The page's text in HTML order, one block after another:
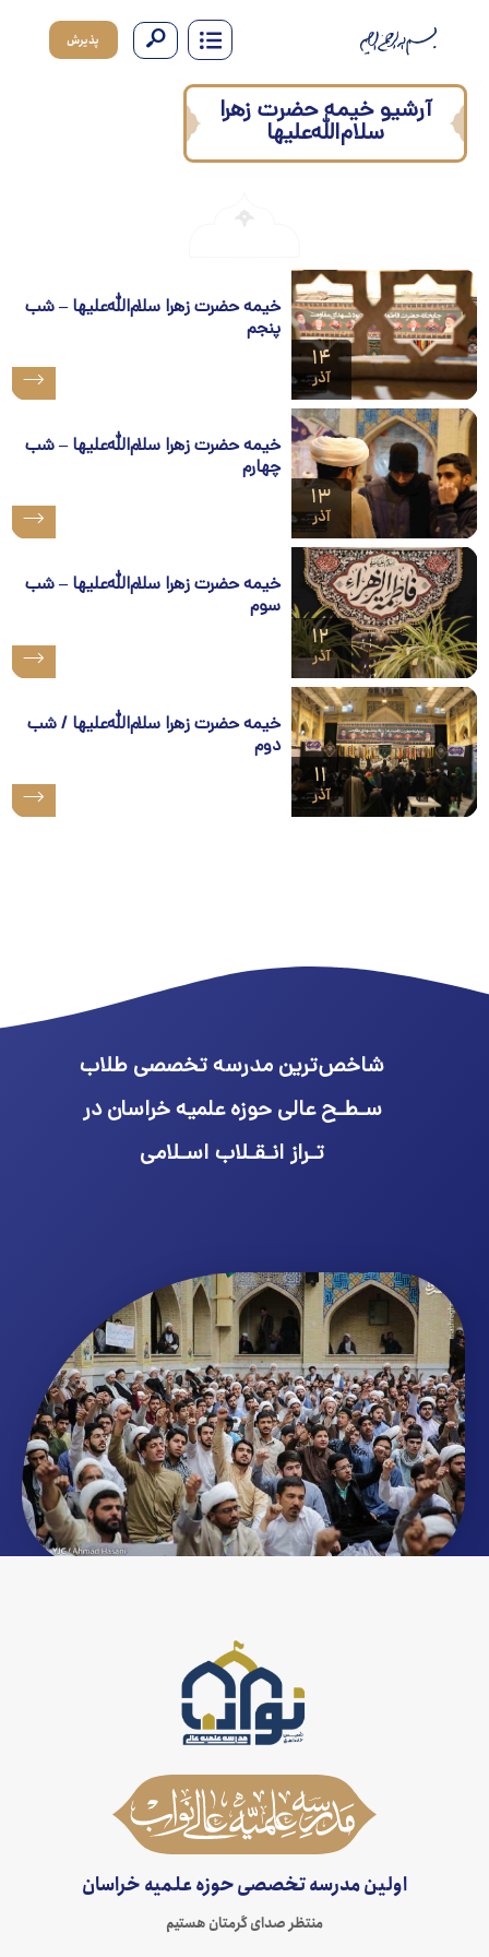
آرشیو خیمه حضرت زهرا
سلام‌الله‌علیها
۱۴
آذر
خیمه حضرت زهرا سلام‌الله‌علیها – شب
پنجم
۱۳
آذر
خیمه حضرت زهرا سلام‌الله‌علیها – شب
چهارم
۱۲
آذر
خیمه حضرت زهرا سلام‌الله‌علیها – شب
سوم
۱۱
آذر
خیمه حضرت زهرا سلام‌الله‌علیها / شب
دوم
شاخص‌ترین مدرسه تخصصی طلاب
سـطـح عالی حوزه علمیه خراسان در
تـراز انـقـلاب اسـلامی
اولین مدرسه تخصصی حوزه علمیه خراسان
منتظر صدای گرمتان هستیم